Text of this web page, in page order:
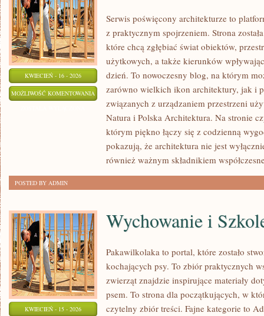
KWIECIEŃ - 16 - 2026
MOŻLIWOŚĆ KOMENTOWANIA ARCHITEKTURA
EKSPERYMENTALNA
Serwis poświęcony architekturze to
z praktycznym spojrzeniem. Strona
które chcą zgłębiać świat obiektów,
użytkowych, a także kierunków
dzień. To nowoczesny blog, na którym
zarówno wielkich ikon architektury, jak i
związanych z urządzaniem przestrzeni
Natura i Polska Architektura. Na stronie
którym piękno łączy się z codzienną
pokazują, że architektura nie jest
również ważnym składnikiem
POSTED BY ADMIN
KWIECIEŃ - 15 - 2026
Wychowanie i
Pakawilkolaka to portal, które zostało
kochających psy. To zbiór praktycznych
zwierząt znajdzie inspirujące materiały
psem. To strona dla początkujących, w
czytelny zbiór treści. Fajne kategorie to